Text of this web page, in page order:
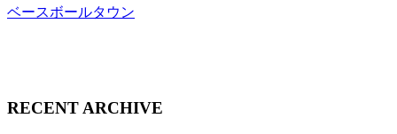
ベースボールタウン
RECENT ARCHIVE